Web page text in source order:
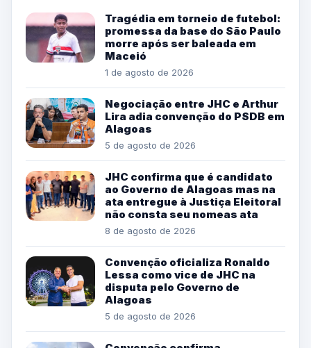
Tragédia em torneio de futebol:
promessa da base do São Paulo
morre após ser baleada em
Maceió
1 de agosto de 2026
Negociação entre JHC e Arthur
Lira adia convenção do PSDB em
Alagoas
5 de agosto de 2026
JHC confirma que é candidato
ao Governo de Alagoas mas na
ata entregue à Justiça Eleitoral
não consta seu nomeas ata
8 de agosto de 2026
Convenção oficializa Ronaldo
Lessa como vice de JHC na
disputa pelo Governo de
Alagoas
5 de agosto de 2026